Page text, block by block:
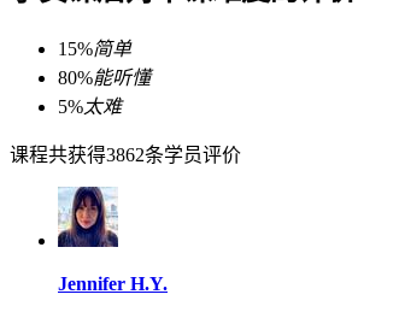
15%简单
80%能听懂
5%太难
课程共获得3862条学员评价
Jennifer H.Y.